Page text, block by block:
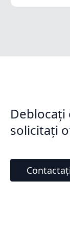
Deblocați
solicitați